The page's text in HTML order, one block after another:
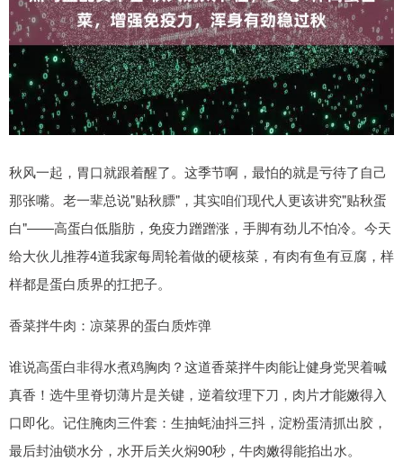
秋风一起，胃口就跟着醒了。这季节啊，最怕的就是亏待了自己
那张嘴。老一辈总说"贴秋膘"，其实咱们现代人更该讲究"贴秋蛋
白"——高蛋白低脂肪，免疫力蹭蹭涨，手脚有劲儿不怕冷。今天
给大伙儿推荐4道我家每周轮着做的硬核菜，有肉有鱼有豆腐，样
样都是蛋白质界的扛把子。
香菜拌牛肉：凉菜界的蛋白质炸弹
谁说高蛋白非得水煮鸡胸肉？这道香菜拌牛肉能让健身党哭着喊
真香！选牛里脊切薄片是关键，逆着纹理下刀，肉片才能嫩得入
口即化。记住腌肉三件套：生抽蚝油抖三抖，淀粉蛋清抓出胶，
最后封油锁水分，水开后关火焖90秒，牛肉嫩得能掐出水。